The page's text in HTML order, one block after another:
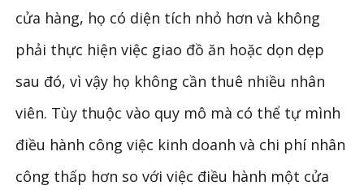
cửa hàng, họ có diện tích nhỏ hơn và không
phải thực hiện việc giao đồ ăn hoặc dọn dẹp
sau đó, vì vậy họ không cần thuê nhiều nhân
viên. Tùy thuộc vào quy mô mà có thể tự mình
điều hành công việc kinh doanh và chi phí nhân
công thấp hơn so với việc điều hành một cửa